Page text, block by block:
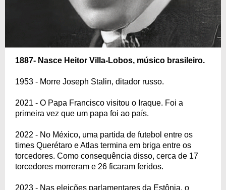
1887- Nasce Heitor Villa-Lobos, músico brasileiro.
1953 - Morre Joseph Stalin, ditador russo.
2021 - O Papa Francisco visitou o Iraque. Foi a
primeira vez que um papa foi ao país.
2022 - No México, uma partida de futebol entre os
times Querétaro e Atlas termina em briga entre os
torcedores. Como consequência disso, cerca de 17
torcedores morreram e 26 ficaram feridos.
2023 - Nas eleições parlamentares da Estônia, o